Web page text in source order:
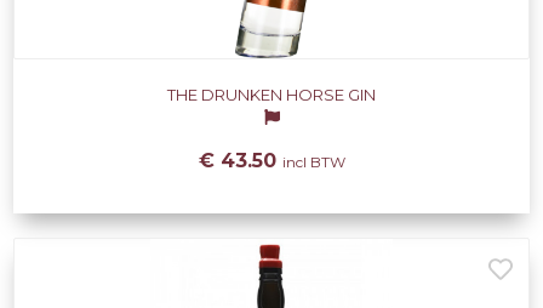
THE DRUNKEN HORSE GIN
€ 43.50 incl BTW